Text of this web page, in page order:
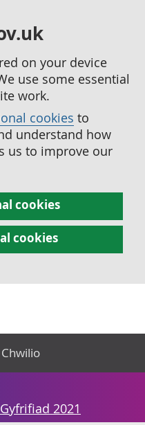
on your device
use some essential
work.
cookies to
understand how
us to improve our
cookies
cookies
Chwilio
2021